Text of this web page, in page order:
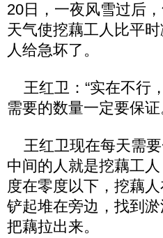
20日，一夜风雪过后
天气使挖藕工人比平
人给急坏了。
王红卫：“实在不行
需要的数量一定要保证
王红卫现在每天需要
中间的人就是挖藕工
度在零度以下，挖藕
铲起堆在旁边，找到
把藕拉出来。